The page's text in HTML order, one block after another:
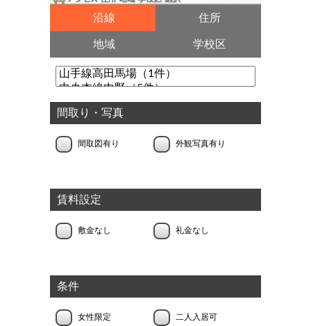
沿線 住所
地域 学校区
間取り・写真
間取図有り 外観写真有り
賃料設定
敷金なし 礼金なし
条件
女性限定 二人入居可